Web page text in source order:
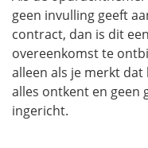
geen invulling geeft
contract, dan is dit
overeenkomst te
alleen als je merkt
alles ontkent en geen
ingericht.